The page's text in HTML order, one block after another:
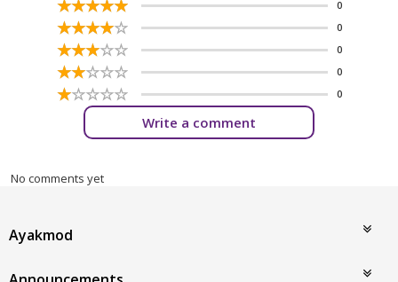
☆☆☆☆☆
★★★★★ 0
☆☆☆☆☆
★★★★★ 0
☆☆☆☆☆
★★★★★ 0
☆☆☆☆☆
★★★★★ 0
☆☆☆☆☆
★★★★★ 0
Write a comment
No comments yet
Ayakmod